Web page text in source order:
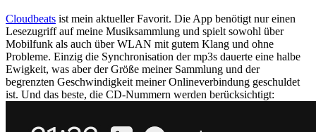
Cloudbeats ist mein aktueller Favorit. Die App benötigt nur einen
Lesezugriff auf meine Musiksammlung und spielt sowohl über
Mobilfunk als auch über WLAN mit gutem Klang und ohne
Probleme. Einzig die Synchronisation der mp3s dauerte eine halbe
Ewigkeit, was aber der Größe meiner Sammlung und der
begrenzten Geschwindigkeit meiner Onlineverbindung geschuldet
ist. Und das beste, die CD-Nummern werden berücksichtigt: